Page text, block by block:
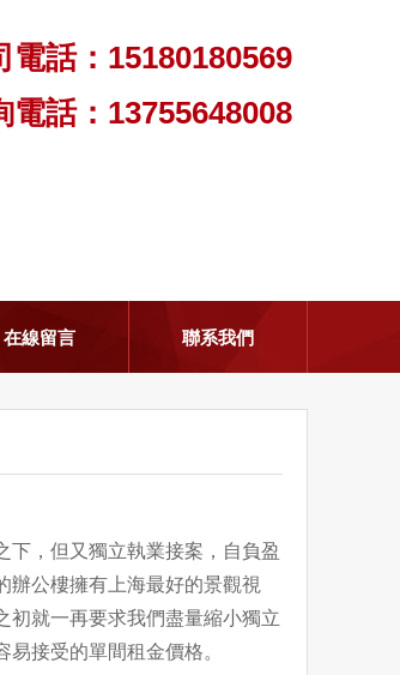
電話：15180180569
電話：13755648008
在線留言 聯系我們
下，但又獨立執業接案，自負盈
辦公樓擁有上海最好的景觀視
初就一再要求我們盡量縮小獨立
接受的單間租金價格。